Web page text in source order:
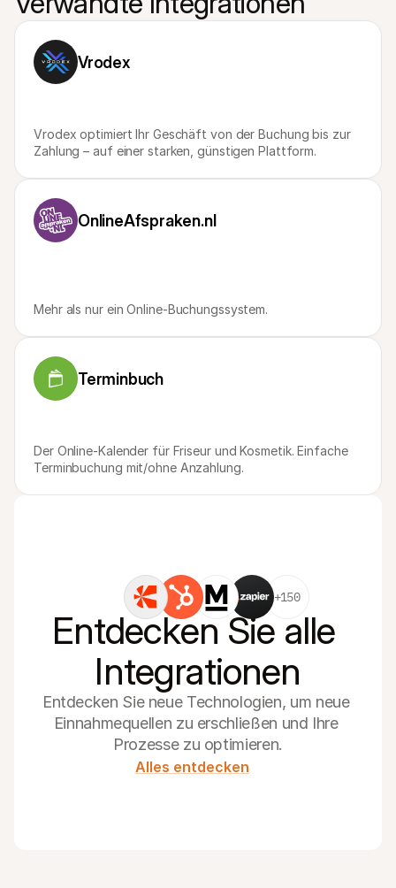
Vrodex
Vrodex optimiert Ihr Geschäft von der Buchung bis zur
Zahlung – auf einer starken, günstigen Plattform.
OnlineAfspraken.nl
Mehr als nur ein Online-Buchungssystem.
Terminbuch
Der Online-Kalender für Friseur und Kosmetik. Einfache
Terminbuchung mit/ohne Anzahlung.
+150
Entdecken Sie alle
Integrationen
Entdecken Sie neue Technologien, um neue
Einnahmequellen zu erschließen und Ihre
Prozesse zu optimieren.
Alles entdecken